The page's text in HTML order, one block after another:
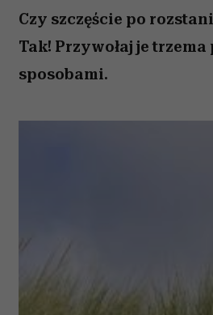
Czy szczęście po
Tak! Przywołaj je
sposobami.